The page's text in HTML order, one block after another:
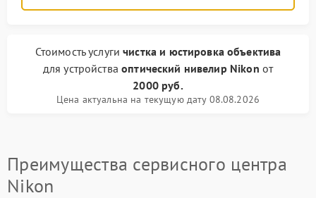
Стоимость услугичистка и юстировка объектива
для устройстваоптический нивелир Nikon от
2000 руб.
Цена актуальна на текущую дату 08.08.2026
Преимущества сервисного центра
Nikon